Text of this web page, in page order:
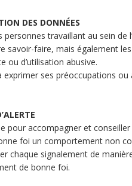
DES DONNÉES
travaillant au sein
savoir-faire, mais également
ou d’utilisation abusive.
ses préoccupations
pour accompagner et
foi un comportement non
chaque signalement de
de bonne foi.